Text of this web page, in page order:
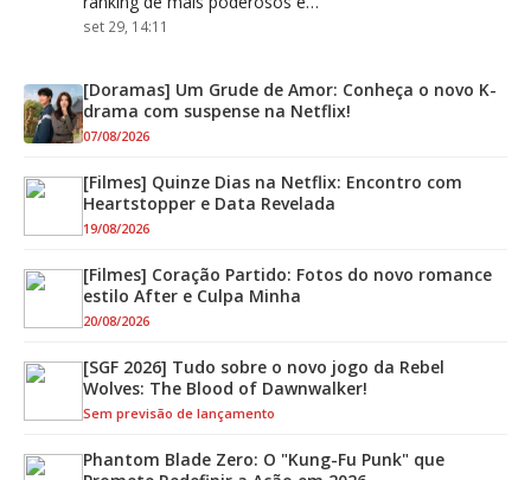
set 29, 14:11
[Doramas] Um Grude de Amor: Conheça o novo K-
drama com suspense na Netflix!
07/08/2026
[Filmes] Quinze Dias na Netflix: Encontro com
Heartstopper e Data Revelada
19/08/2026
[Filmes] Coração Partido: Fotos do novo romance
estilo After e Culpa Minha
20/08/2026
[SGF 2026] Tudo sobre o novo jogo da Rebel
Wolves: The Blood of Dawnwalker!
Sem previsão de lançamento
Phantom Blade Zero: O "Kung-Fu Punk" que